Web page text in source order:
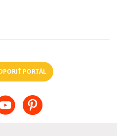
PORTÁL